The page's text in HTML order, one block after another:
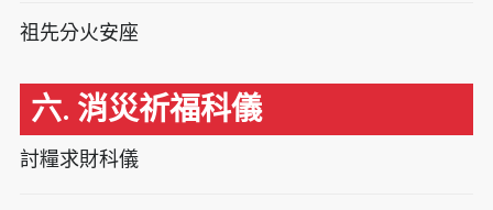
祖先分火安座
六. 消災祈福科儀
討糧求財科儀